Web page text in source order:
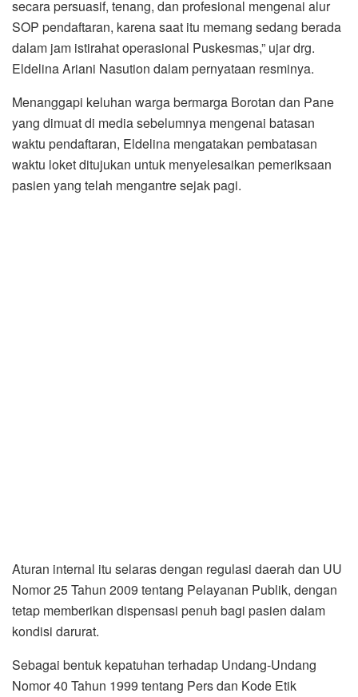
secara persuasif, tenang, dan profesional mengenai alur
SOP pendaftaran, karena saat itu memang sedang berada
dalam jam istirahat operasional Puskesmas,” ujar drg.
Eldelina Ariani Nasution dalam pernyataan resminya.
Menanggapi keluhan warga bermarga Borotan dan Pane
yang dimuat di media sebelumnya mengenai batasan
waktu pendaftaran, Eldelina mengatakan pembatasan
waktu loket ditujukan untuk menyelesaikan pemeriksaan
pasien yang telah mengantre sejak pagi.
Aturan internal itu selaras dengan regulasi daerah dan UU
Nomor 25 Tahun 2009 tentang Pelayanan Publik, dengan
tetap memberikan dispensasi penuh bagi pasien dalam
kondisi darurat.
Sebagai bentuk kepatuhan terhadap Undang-Undang
Nomor 40 Tahun 1999 tentang Pers dan Kode Etik